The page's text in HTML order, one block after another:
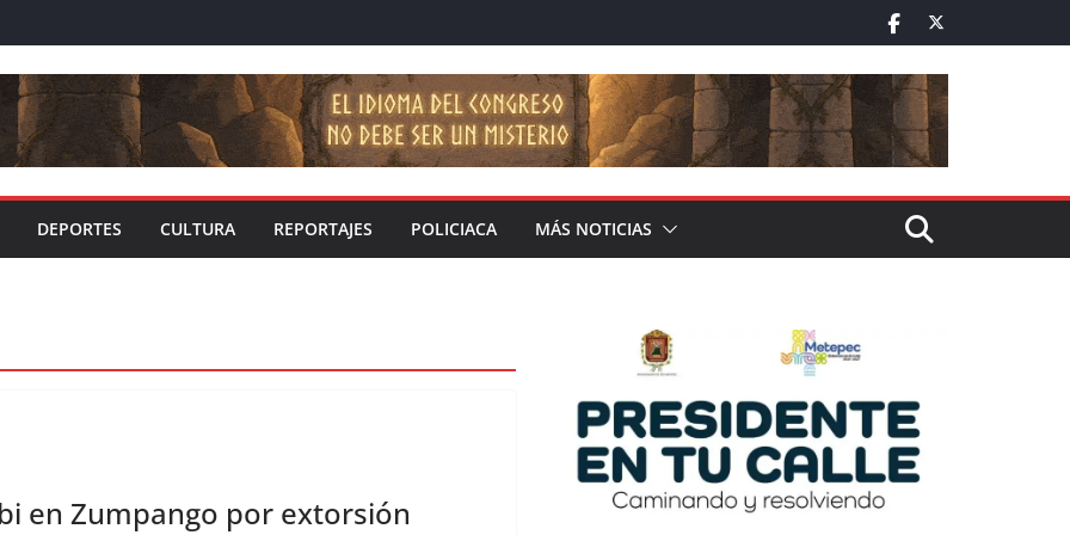
DEPORTES CULTURA REPORTAJES POLICIACA MÁS NOTICIAS
en Zumpango por extorsión